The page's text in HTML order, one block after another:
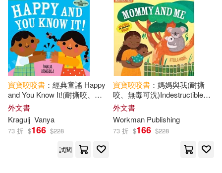
寶寶咬咬書 ：經典童謠 Happy
and You Know It!(耐撕咬、無
毒可洗)Indestructibles: Chew
Proof - Rip Proof - Nontoxic -
100% Washable
外文書
Kragulj Vanya
73 折 $166 $228
試閱
寶寶咬咬書 ：媽媽與我(耐撕
咬、無毒可洗)Indestructibles:
Mommy and Me
外文書
Workman Publishing
73 折 $166 $228